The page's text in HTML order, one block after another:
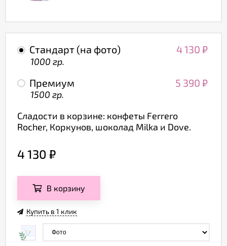
Стандарт (на фото) 4 130 ₽
1000 гр.
Премиум 5 390 ₽
1500 гр.
Сладости в корзине: конфеты Ferrero
Rocher, Коркунов, шоколад Milka и Dove.
4 130 ₽
В корзину
Купить в 1 клик